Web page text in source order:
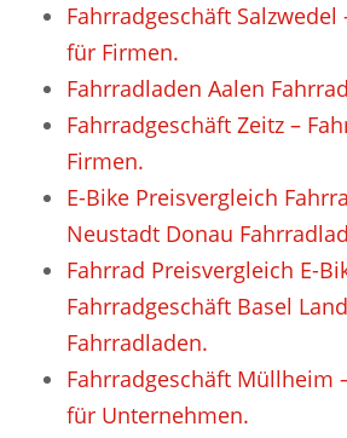
Fahrradgeschäft Salzwedel
für Firmen.
Fahrradladen Aalen
Fahrradgeschäft Zeitz –
Firmen.
E-Bike Preisvergleich
Neustadt Donau
Fahrrad Preisvergleich E-
Fahrradgeschäft Basel
Fahrradladen.
Fahrradgeschäft Müllheim
für Unternehmen.